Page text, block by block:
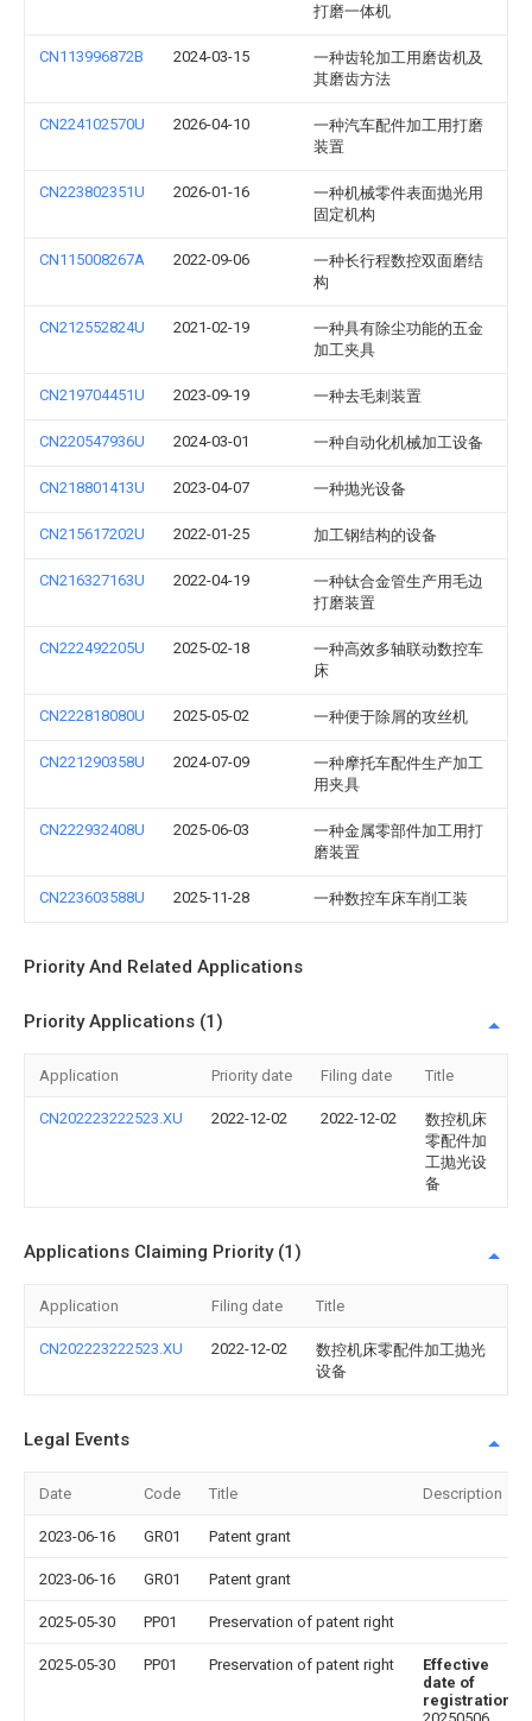
打磨一体机
CN113996872B 2024-03-15
一种齿轮加工用磨齿机及
其磨齿方法
CN224102570U 2026-04-10
一种汽车配件加工用打磨
装置
CN223802351U 2026-01-16
一种机械零件表面抛光用
固定机构
CN115008267A 2022-09-06
一种长行程数控双面磨结
构
CN212552824U 2021-02-19
一种具有除尘功能的五金
加工夹具
CN219704451U 2023-09-19 一种去毛刺装置
CN220547936U 2024-03-01 一种自动化机械加工设备
CN218801413U 2023-04-07 一种抛光设备
CN215617202U 2022-01-25 加工钢结构的设备
CN216327163U 2022-04-19
一种钛合金管生产用毛边
打磨装置
CN222492205U 2025-02-18
一种高效多轴联动数控车
床
CN222818080U 2025-05-02 一种便于除屑的攻丝机
CN221290358U 2024-07-09
一种摩托车配件生产加工
用夹具
CN222932408U 2025-06-03
一种金属零部件加工用打
磨装置
CN223603588U 2025-11-28 一种数控车床车削工装
Priority And Related Applications
Priority Applications (1)
Application Priority date Filing date Title
CN202223222523.XU 2022-12-02 2022-12-02
数控机床
零配件加
工抛光设
备
Applications Claiming Priority (1)
Application Filing date Title
CN202223222523.XU 2022-12-02
数控机床零配件加工抛光
设备
Legal Events
Date Code Title Description
2023-06-16 GR01 Patent grant
2023-06-16 GR01 Patent grant
2025-05-30 PP01 Preservation of patent right
2025-05-30 PP01 Preservation of patent right
Effective
date of
registration